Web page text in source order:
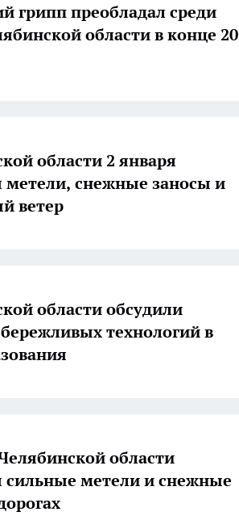
грипп преобладал среди
области в конце
области 2 января
снежные заносы и
ветер
области обсудили
технологий в
области
сильные метели и снежные